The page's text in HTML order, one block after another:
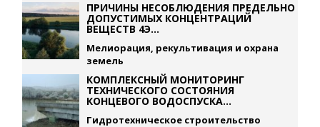
ПРИЧИНЫ НЕСОБЛЮДЕНИЯ ПРЕДЕЛЬНО
ДОПУСТИМЫХ КОНЦЕНТРАЦИЙ
ВЕЩЕСТВ 4Э...
Мелиорация, рекультивация и охрана
земель
КОМПЛЕКСНЫЙ МОНИТОРИНГ
ТЕХНИЧЕСКОГО СОСТОЯНИЯ
КОНЦЕВОГО ВОДОСПУСКА...
Гидротехническое строительство